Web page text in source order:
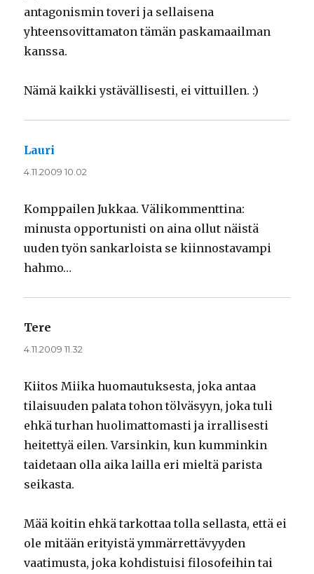
antagonismin toveri ja sellaisena
yhteensovittamaton tämän paskamaailman
kanssa.
Nämä kaikki ystävällisesti, ei vittuillen. :)
Lauri
4.11.2009 10.02
Komppailen Jukkaa. Välikommenttina:
minusta opportunisti on aina ollut näistä
uuden työn sankarloista se kiinnostavampi
hahmo…
Tere
4.11.2009 11.32
Kiitos Miika huomautuksesta, joka antaa
tilaisuuden palata tohon tölväsyyn, joka tuli
ehkä turhan huolimattomasti ja irrallisesti
heitettyä eilen. Varsinkin, kun kumminkin
taidetaan olla aika lailla eri mieltä parista
seikasta.
Mää koitin ehkä tarkottaa tolla sellasta, että ei
ole mitään erityistä ymmärrettävyyden
vaatimusta, joka kohdistuisi filosofeihin tai